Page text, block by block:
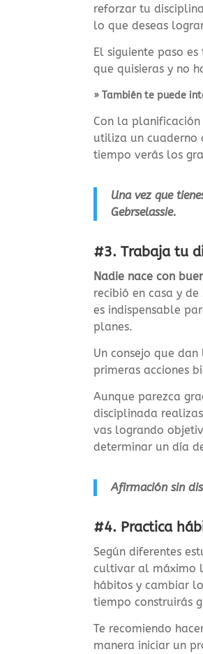
reforzar tu
lo que deseas
El siguiente paso
que quisieras y no
» También te puede
Con la planificación
utiliza un cuaderno
tiempo verás los
Una vez que
Gebrselassie.
#3. Trabaja tu
Nadie nace con
recibió en casa y
es indispensable
planes.
Un consejo que
primeras acciones
Aunque parezca
disciplinada
vas logrando
determinar un día
Afirmación sin
#4. Practica
Según diferentes
cultivar al máximo
hábitos y cambiar
tiempo construirás
Te recomiendo
manera iniciar un